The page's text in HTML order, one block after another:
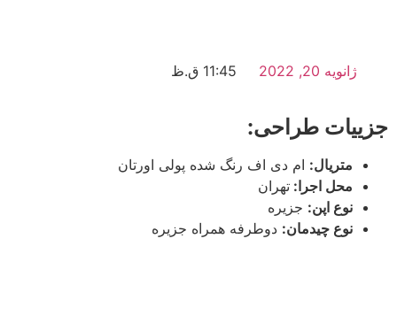
ژانویه 20, 2022 11:45 ق.ظ
جزییات طراحی:
متریال: ام دی اف رنگ شده پولی اورتان
محل اجرا: تهران
نوع اپن: جزیره
نوع چیدمان: دوطرفه همراه جزیره